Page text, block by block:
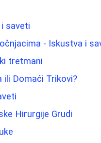
saveti
- Iskustva i
tretmani
ili Domaći Trikovi?
Hirurgije Grudi